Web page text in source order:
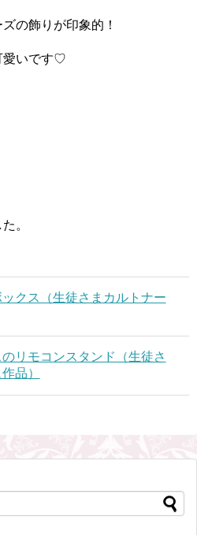
の飾りが印象的！
愛いです♡
。
クス（生徒さまカルトナー
リモコンスタンド（生徒さ
品）